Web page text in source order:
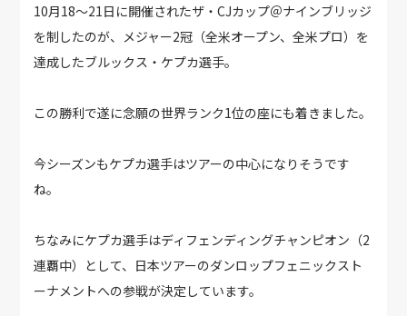
10月18～21日に開催されたザ・CJカップ＠ナインブリッジ
を制したのが、メジャー2冠（全米オープン、全米プロ）を
達成したブルックス・ケプカ選手。
この勝利で遂に念願の世界ランク1位の座にも着きました。
今シーズンもケプカ選手はツアーの中心になりそうです
ね。
ちなみにケプカ選手はディフェンディングチャンピオン（2
連覇中）として、日本ツアーのダンロップフェニックスト
ーナメントへの参戦が決定しています。